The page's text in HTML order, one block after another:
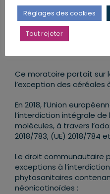
Dès 2013, l’Union
moratoire interdisant
l’imidaclopride, le
Ce moratoire portait sur
l’exception des
En 2018, l’Union
l’interdiction intégrale de
molécules, à travers
2018/783, (UE) 2018/784
Le droit communautaire
exceptions à
phytosanitaires
néonicotinoïdes :
Réglages des cookies
Tout rejeter